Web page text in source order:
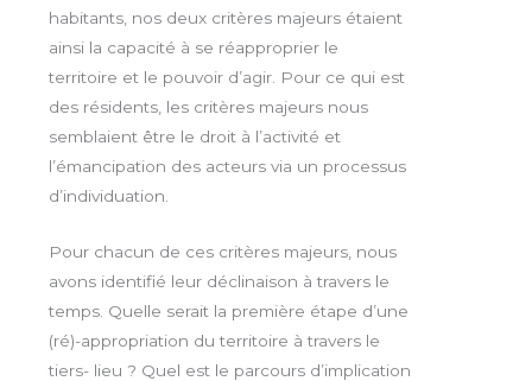
habitants, nos deux critères majeurs étaient
ainsi la capacité à se réapproprier le
territoire et le pouvoir d’agir. Pour ce qui est
des résidents, les critères majeurs nous
semblaient être le droit à l’activité et
l’émancipation des act­eurs via un processus
d’individuation.
Pour chacun de ces critères majeurs, nous
avons identifié leur déclinaison à travers le
temps. Quelle serait la première étape d’une
(ré)-appropriation du territoire à travers le
tiers- lieu ? Quel est le parcours d’implication